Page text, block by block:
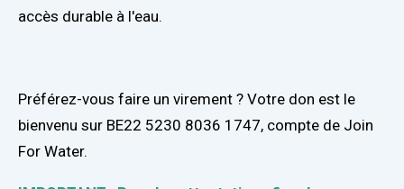
accès durable à l'eau.
Préférez-vous faire un virement ? Votre don est le
bienvenu sur BE22 5230 8036 1747, compte de Join
For Water.